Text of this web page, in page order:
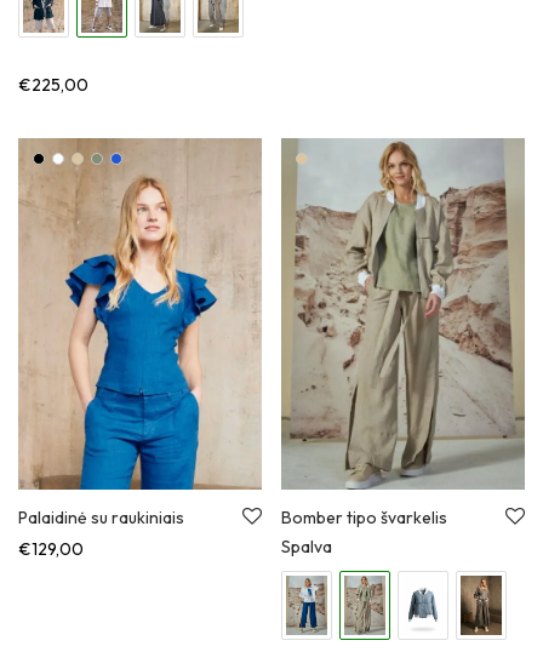
€225,00
Palaidinė su raukiniais
€129,00
Bomber tipo švarkelis
Spalva